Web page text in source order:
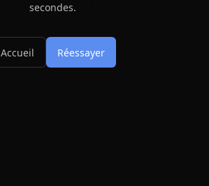
secondes.
Accueil Réessayer